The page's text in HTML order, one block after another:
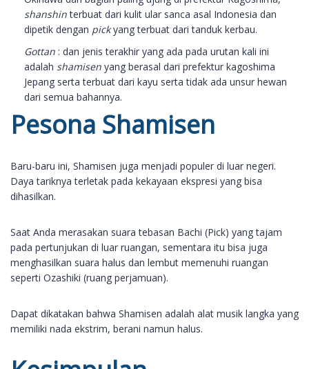
shanshinterbuat dari kulit ular sanca asal Indonesia dan
dipetik dengan pickyang terbuat dari tanduk kerbau.
Gottan : dan jenis terakhir yang ada pada urutan kali ini
adalah shamisen yang berasal dari prefektur kagoshima
Jepang serta terbuat dari kayu serta tidak ada unsur hewan
dari semua bahannya.
Pesona Shamisen
Baru-baru ini, Shamisen juga menjadi populer di luar negeri.
Daya tariknya terletak pada kekayaan ekspresi yang bisa
dihasilkan.
Saat Anda merasakan suara tebasan Bachi (Pick) yang tajam
pada pertunjukan di luar ruangan, sementara itu bisa juga
menghasilkan suara halus dan lembut memenuhi ruangan
seperti Ozashiki (ruang perjamuan).
Dapat dikatakan bahwa Shamisen adalah alat musik langka yang
memiliki nada ekstrim, berani namun halus.